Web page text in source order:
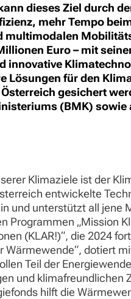
dieses Ziel durch
mehr Tempo
Euro – mit
innovative
Lösungen für den
gesichert
(BMK)
Klimaziele ist der
entwickelte
und unterstützt all jene
Programmen „Mission
(KLAR!)“, die 2024
dotiert
Teil der
und klimafreundlichen
hilft die